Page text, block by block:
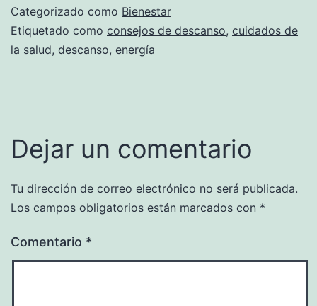
Categorizado como Bienestar
Etiquetado como consejos de descanso, cuidados de
la salud, descanso, energía
Dejar un comentario
Tu dirección de correo electrónico no será publicada.
Los campos obligatorios están marcados con *
Comentario *